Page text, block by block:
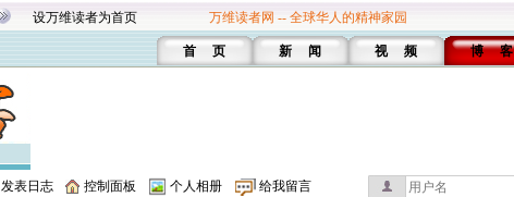
设万维读者为首页 万维读者网 -- 全球华人的精神家园
首 页 新 闻 视 频 博 客
发表日志 控制面板 个人相册 给我留言